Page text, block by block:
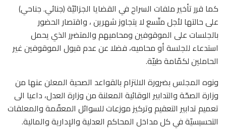
كما قرر تأخير ملفات السراح في القضايا الجزائيّة (جنائي. جناحي)
على حالتها لأجل متّسع لا يتجاوز شهرين ، واقتصار الحضور
بالجلسات على الموقوفين ومحاميهم والمتضرر الذي يحمل
استدعاء للجلسة أو محاميه، فضلا عن عدم قبول الموقوفين غير
الحاملين لكمّامة طبيّة.
ونوه المجلس بضرورة الالتزام بالقواعد الصحية المعلن عنها من
وزارة الصحّة والتدابير الوقائية المعلنة من وزارة العدل، داعيا الى
تعميم تدابير التعقيم وتركيز موزعات للسوائل المعقّمة والمعلقات
التحسيسيّة في كل مداخل المحاكم العدلية والإدارية والمالية.